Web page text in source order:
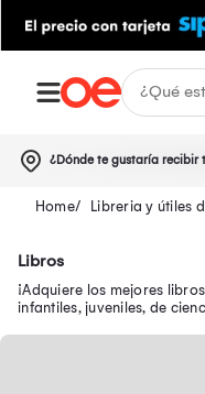
¿Dónde te gustaría recibir
Libreria y útiles
Libros
¡Adquiere los mejores
infantiles, juveniles, de